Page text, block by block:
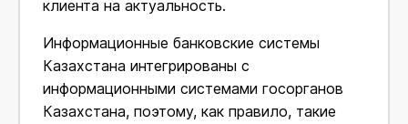
клиента на актуальность.
Информационные банковские системы
Казахстана интегрированы с
информационными системами госорганов
Казахстана, поэтому, как правило, такие